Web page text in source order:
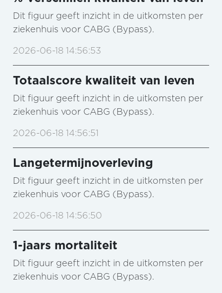
Dit figuur geeft inzicht in de uitkomsten per
ziekenhuis voor CABG (Bypass).
2026-06-18 14:56:53
Totaalscore kwaliteit van leven
Dit figuur geeft inzicht in de uitkomsten per
ziekenhuis voor CABG (Bypass).
2026-06-18 14:56:51
Langetermijnoverleving
Dit figuur geeft inzicht in de uitkomsten per
ziekenhuis voor CABG (Bypass).
2026-06-18 14:56:50
1-jaars mortaliteit
Dit figuur geeft inzicht in de uitkomsten per
ziekenhuis voor CABG (Bypass).